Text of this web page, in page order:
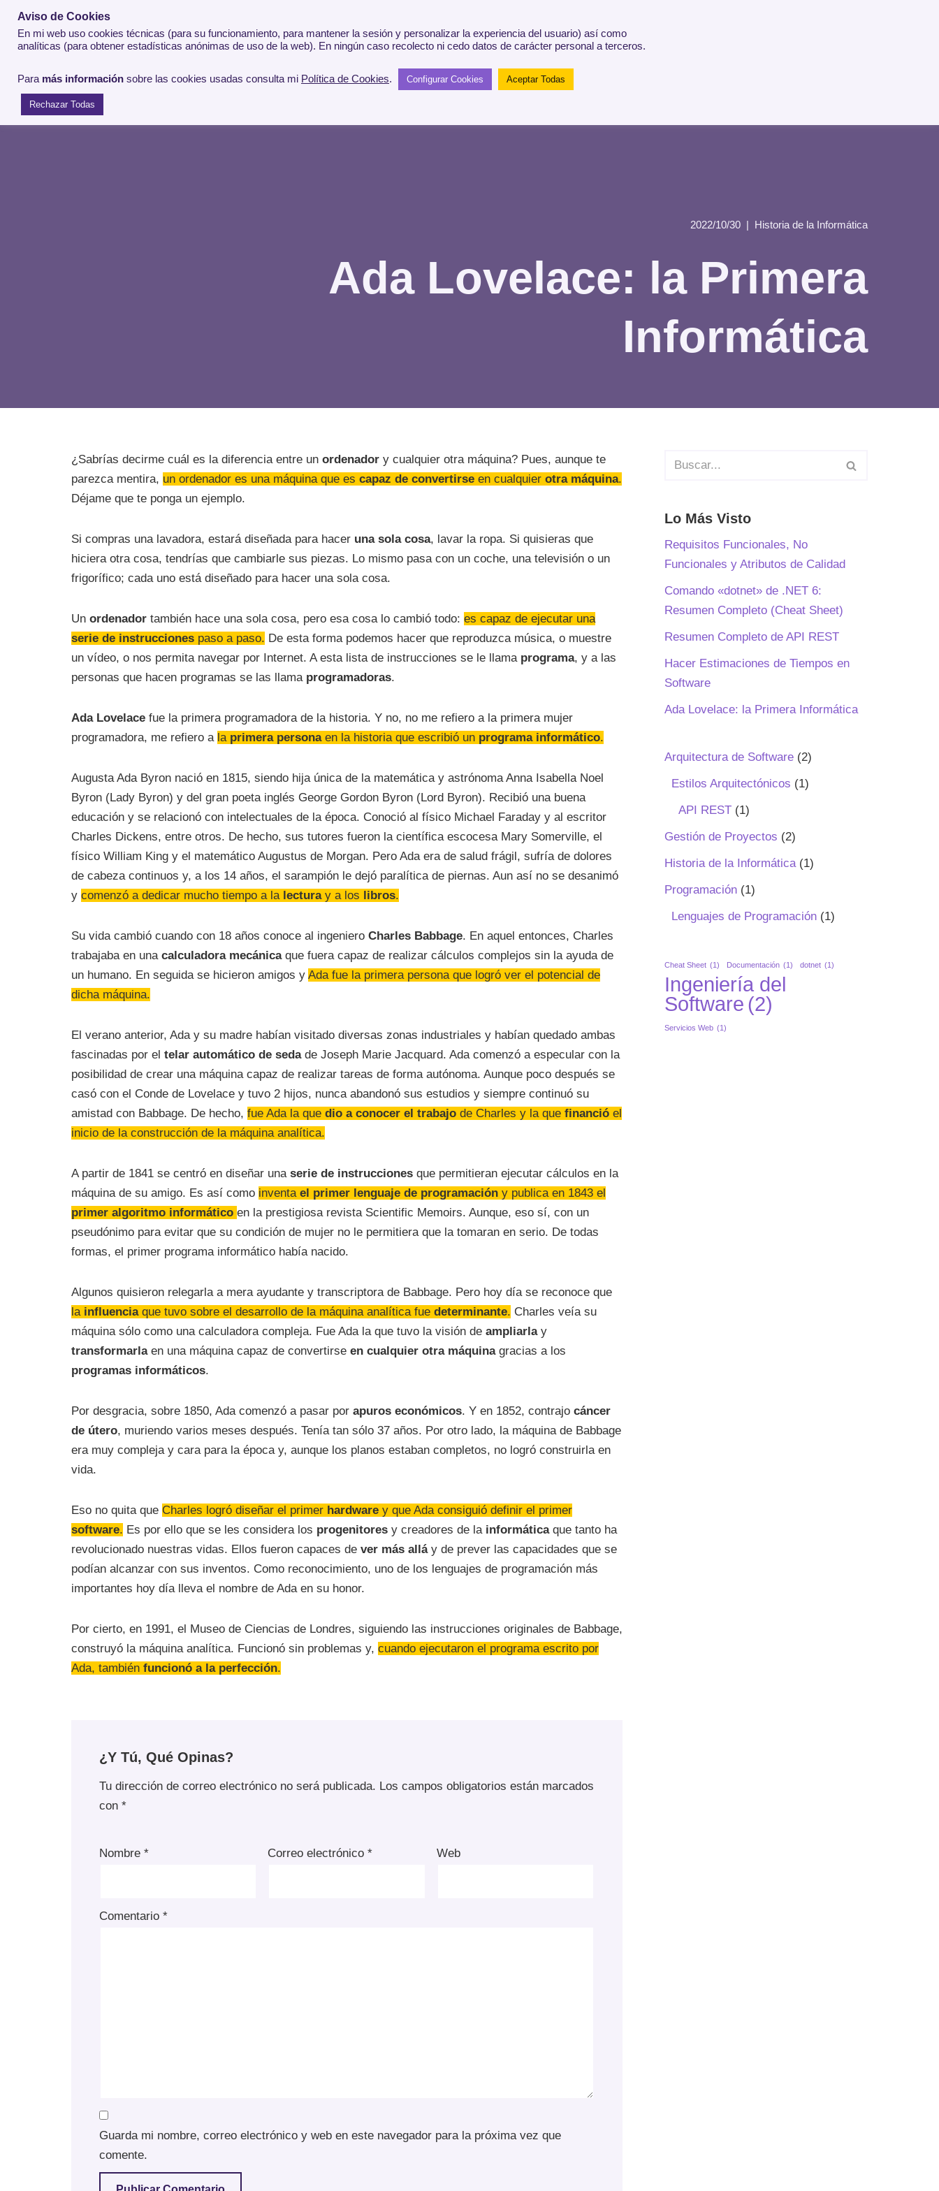
Saltar
contenido
Architect C# .NET Azure AI
SOBRE MÍ
2022/10/30 Historia de la Informática
Ada Lovelace: la Primera
Informática
¿Sabrías decirme cuál es la diferencia entre un ordenador y cualquier otra máquina? Pues, aunque te
parezca mentira, un ordenador es una máquina que es capaz de convertirse en cualquier otra máquina.
Déjame que te ponga un ejemplo.
Si compras una lavadora, estará diseñada para hacer una sola cosa, lavar la ropa. Si quisieras que
hiciera otra cosa, tendrías que cambiarle sus piezas. Lo mismo pasa con un coche, una televisión o un
frigorífico; cada uno está diseñado para hacer una sola cosa.
Un ordenador también hace una sola cosa, pero esa cosa lo cambió todo: es capaz de ejecutar una
serie de instrucciones paso a paso. De esta forma podemos hacer que reproduzca música, o muestre
un vídeo, o nos permita navegar por Internet. A esta lista de instrucciones se le llama programa, y a las
personas que hacen programas se las llama programadoras.
Ada Lovelace fue la primera programadora de la historia. Y no, no me refiero a la primera mujer
programadora, me refiero a la primera personaen la historia que escribió un programa informático.
Augusta Ada Byron nació en 1815, siendo hija única de la matemática y astrónoma Anna Isabella Noel
Byron (Lady Byron) y del gran poeta inglés George Gordon Byron (Lord Byron). Recibió una buena
educación y se relacionó con intelectuales de la época. Conoció al físico Michael Faraday y al escritor
Charles Dickens, entre otros. De hecho, sus tutores fueron la científica escocesa Mary Somerville, el
físico William King y el matemático Augustus de Morgan. Pero Ada era de salud frágil, sufría de dolores
de cabeza continuos y, a los 14 años, el sarampión le dejó paralítica de piernas. Aun así no se desanimó
y comenzó a dedicar mucho tiempo a la lecturay a los libros.
Su vida cambió cuando con 18 años conoce al ingeniero Charles Babbage. En aquel entonces, Charles
trabajaba en una calculadora mecánicaque fuera capaz de realizar cálculos complejos sin la ayuda de
un humano. En seguida se hicieron amigos y Ada fue la primera persona que logró ver el potencial de
dicha máquina.
El verano anterior, Ada y su madre habían visitado diversas zonas industriales y habían quedado ambas
fascinadas por el telar automático de sedade Joseph Marie Jacquard. Ada comenzó a especular con la
posibilidad de crear una máquina capaz de realizar tareas de forma autónoma. Aunque poco después se
casó con el Conde de Lovelace y tuvo 2 hijos, nunca abandonó sus estudios y siempre continuó su
amistad con Babbage. De hecho, fue Ada la que dio a conocer el trabajo de Charles y la que financió el
inicio de la construcción de la máquina analítica.
A partir de 1841 se centró en diseñar una serie de instrucciones que permitieran ejecutar cálculos en la
máquina de su amigo. Es así como inventa el primer lenguaje de programación y publica en 1843 el
primer algoritmo informático en la prestigiosa revista Scientific Memoirs. Aunque, eso sí, con un
pseudónimo para evitar que su condición de mujer no le permitiera que la tomaran en serio. De todas
formas, el primer programa informático había nacido.
Algunos quisieron relegarla a mera ayudante y transcriptora de Babbage. Pero hoy día se reconoce que
la influenciaque tuvo sobre el desarrollo de la máquina analítica fue determinante. Charles veía su
máquina sólo como una calculadora compleja. Fue Ada la que tuvo la visión de ampliarlay
transformarlaen una máquina capaz de convertirse en cualquier otra máquinagracias a los
programas informáticos.
Por desgracia, sobre 1850, Ada comenzó a pasar por apuros económicos. Y en 1852, contrajo cáncer
de útero, muriendo varios meses después. Tenía tan sólo 37 años. Por otro lado, la máquina de Babbage
era muy compleja y cara para la época y, aunque los planos estaban completos, no logró construirla en
vida.
Eso no quita que Charles logró diseñar el primer hardware y que Ada consiguió definir el primer
software. Es por ello que se les considera los progenitores y creadores de la informáticaque tanto ha
revolucionado nuestras vidas. Ellos fueron capaces de ver más alláy de prever las capacidades que se
podían alcanzar con sus inventos. Como reconocimiento, uno de los lenguajes de programación más
importantes hoy día lleva el nombre de Ada en su honor.
Por cierto, en 1991, el Museo de Ciencias de Londres, siguiendo las instrucciones originales de Babbage,
construyó la máquina analítica. Funcionó sin problemas y, cuando ejecutaron el programa escrito por
Ada, también funcionó a la perfección.
¿Y Tú, Qué Opinas?
Tu dirección de correo electrónico no será publicada. Los campos obligatorios están marcados
con *
Nombre * Correo electrónico* Web
Comentario *
Guarda mi nombre, correo electrónico y web en este navegador para la próxima vez que
comente.
Lo Más Visto
Requisitos Funcionales, No
Funcionales y Atributos de Calidad
Comando «dotnet» de .NET 6:
Resumen Completo (Cheat Sheet)
Resumen Completo de API REST
Hacer Estimaciones de Tiempos en
Software
Ada Lovelace: la Primera Informática
Arquitectura de Software (2)
Estilos Arquitectónicos (1)
API REST (1)
Gestión de Proyectos (2)
Historia de la Informática(1)
Programación (1)
Lenguajes de Programación (1)
Cheat Sheet (1) Documentación (1) dotnet (1)
Ingeniería del
Software (2)
Servicios Web (1)
Aviso de Cookies
En mi web uso cookies técnicas (para su funcionamiento, para mantener la sesión y personalizar la experiencia del usuario) así como
analíticas (para obtener estadísticas anónimas de uso de la web). En ningún caso recolecto ni cedo datos de carácter personal a terceros.
Para más información sobre las cookies usadas consulta mi Política de Cookies. Configurar Cookies Aceptar Todas
Rechazar Todas